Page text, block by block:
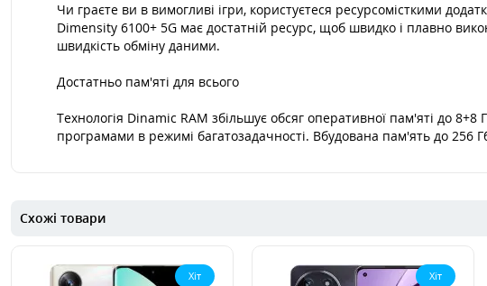
Чи граєте ви в вимогливі ігри, користуєтеся ресурсомісткими
Dimensity 6100+ 5G має достатній ресурс, щоб швидко і плавно
швидкість обміну даними.
Достатньо пам'яті для всього
Технологія Dinamic RAM збільшує обсяг оперативної пам'яті до
програмами в режимі багатозадачності. Вбудована пам'ять до 256
Схожі товари
Хіт Хіт